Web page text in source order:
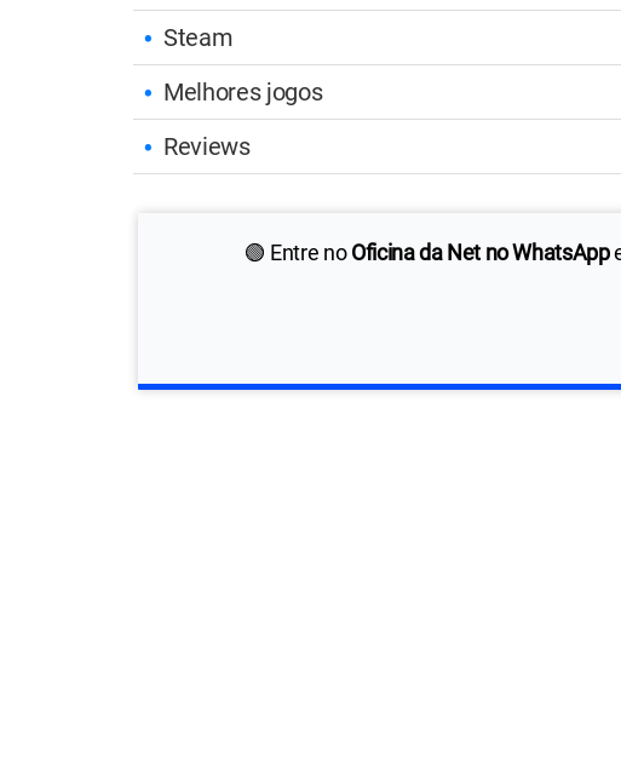
Steam
Melhores jogos
Reviews
🟢 Entre noOficina da Net no WhatsApp